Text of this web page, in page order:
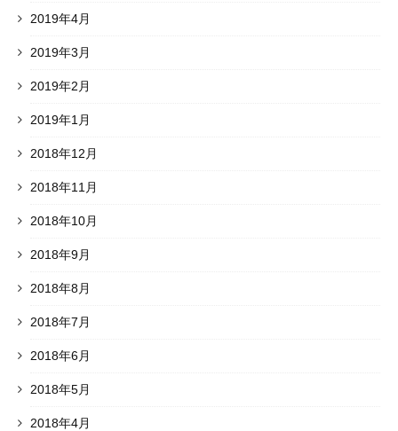
2019年4月
2019年3月
2019年2月
2019年1月
2018年12月
2018年11月
2018年10月
2018年9月
2018年8月
2018年7月
2018年6月
2018年5月
2018年4月